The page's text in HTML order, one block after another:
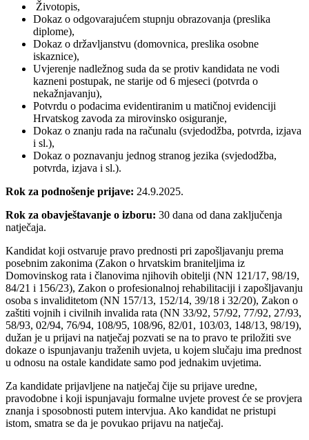
Životopis,
Dokaz o odgovarajućem stupnju obrazovanja (preslika
diplome),
Dokaz o državljanstvu (domovnica, preslika osobne
iskaznice),
Uvjerenje nadležnog suda da se protiv kandidata ne vodi
kazneni postupak, ne starije od 6 mjeseci (potvrda o
nekažnjavanju),
Potvrdu o podacima evidentiranim u matičnoj evidenciji
Hrvatskog zavoda za mirovinsko osiguranje,
Dokaz o znanju rada na računalu (svjedodžba, potvrda, izjava
i sl.),
Dokaz o poznavanju jednog stranog jezika (svjedodžba,
potvrda, izjava i sl.).
Rok za podnošenje prijave: 24.9.2025.
Rok za obavještavanje o izboru: 30 dana od dana zaključenja
natječaja.
Kandidat koji ostvaruje pravo prednosti pri zapošljavanju prema
posebnim zakonima (Zakon o hrvatskim braniteljima iz
Domovinskog rata i članovima njihovih obitelji (NN 121/17, 98/19,
84/21 i 156/23), Zakon o profesionalnoj rehabilitaciji i zapošljavanju
osoba s invaliditetom (NN 157/13, 152/14, 39/18 i 32/20), Zakon o
zaštiti vojnih i civilnih invalida rata (NN 33/92, 57/92, 77/92, 27/93,
58/93, 02/94, 76/94, 108/95, 108/96, 82/01, 103/03, 148/13, 98/19),
dužan je u prijavi na natječaj pozvati se na to pravo te priložiti sve
dokaze o ispunjavanju traženih uvjeta, u kojem slučaju ima prednost
u odnosu na ostale kandidate samo pod jednakim uvjetima.
Za kandidate prijavljene na natječaj čije su prijave uredne,
pravodobne i koji ispunjavaju formalne uvjete provest će se provjera
znanja i sposobnosti putem intervjua. Ako kandidat ne pristupi
istom, smatra se da je povukao prijavu na natječaj.